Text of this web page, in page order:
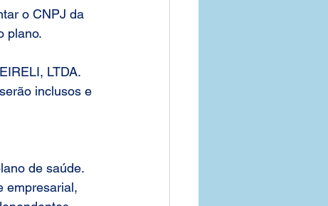
o CNPJ da
plano.
LTDA.
inclusos e
de saúde.
empresarial,